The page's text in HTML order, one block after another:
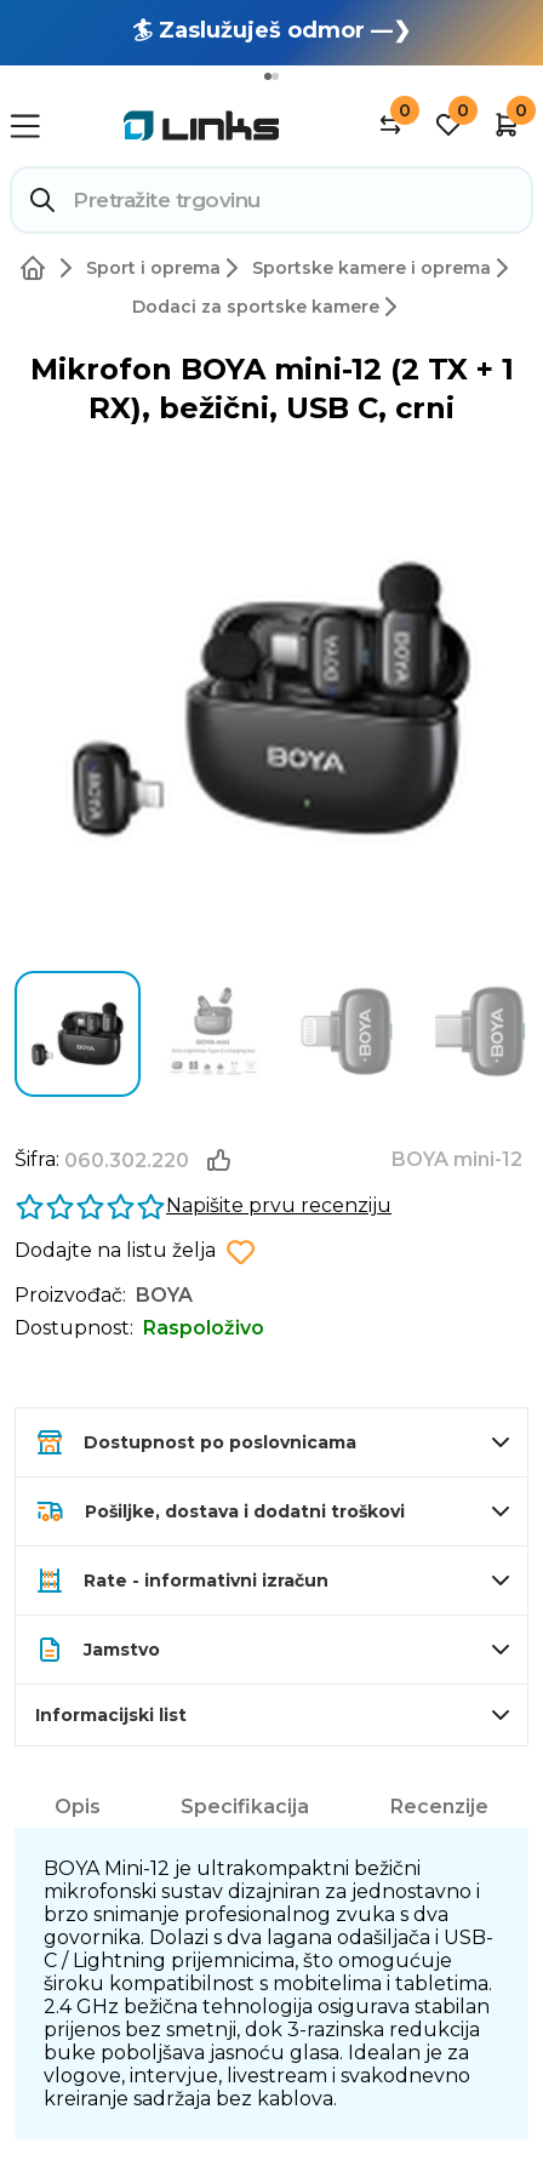
🏄 Zaslužuješ odmor —❯
🔥 OUTLET: TOTALNA RASPRODAJA —❯
0 0 0
Sport i oprema
Sportske kamere i oprema
Dodaci za sportske kamere
Mikrofon BOYA mini-12 (2 TX + 1
RX), bežični, USB C, crni
Šifra: 060.302.220
BOYA mini-12
Napišite prvu recenziju
Dodajte na listu želja
Proizvođač:
BOYA
Dostupnost:
Raspoloživo
Dostupnost po poslovnicama
Pošiljke, dostava i dodatni troškovi
Rate - informativni izračun
Jamstvo
Informacijski list
Opis Specifikacija Recenzije
BOYA Mini-12 je ultrakompaktni bežični
mikrofonski sustav dizajniran za jednostavno i
brzo snimanje profesionalnog zvuka s dva
govornika. Dolazi s dva lagana odašiljača i USB-
C / Lightning prijemnicima, što omogućuje
široku kompatibilnost s mobitelima i tabletima.
2.4 GHz bežična tehnologija osigurava stabilan
prijenos bez smetnji, dok 3-razinska redukcija
buke poboljšava jasnoću glasa. Idealan je za
vlogove, intervjue, livestream i svakodnevno
kreiranje sadržaja bez kablova.